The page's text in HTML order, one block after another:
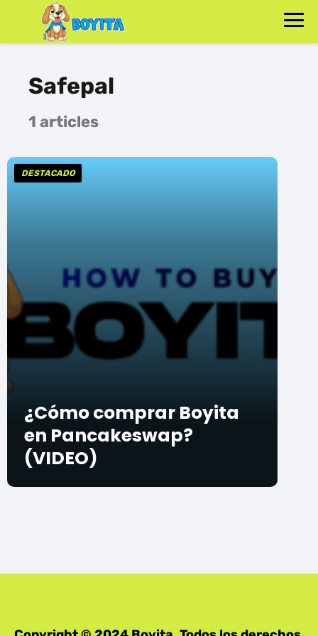
Safepal
1 articles
DESTACADO
¿Cómo comprar Boyita
en Pancakeswap?
(VIDEO)